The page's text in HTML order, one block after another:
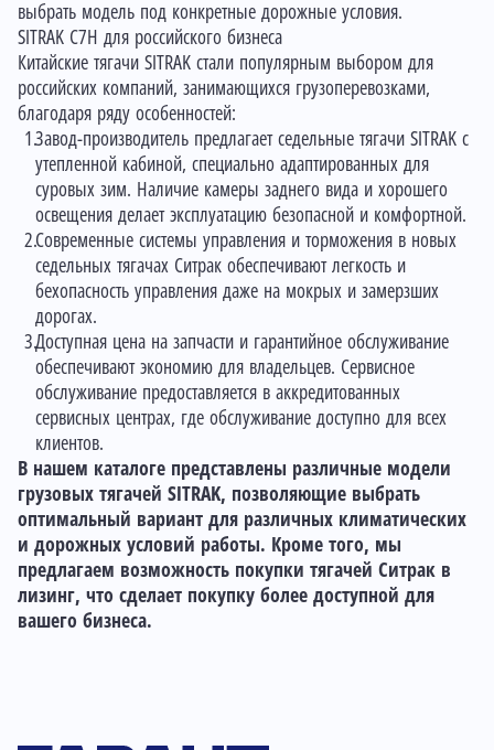
выбрать модель под конкретные дорожные условия.
SITRAK C7H для российского бизнеса
Китайские тягачи SITRAK стали популярным выбором для
российских компаний, занимающихся грузоперевозками,
благодаря ряду особенностей:
Завод-производитель предлагает седельные тягачи SITRAK с
утепленной кабиной, специально адаптированных для
суровых зим. Наличие камеры заднего вида и хорошего
освещения делает эксплуатацию безопасной и комфортной.
Современные системы управления и торможения в новых
седельных тягачах Ситрак обеспечивают легкость и
бехопасность управления даже на мокрых и замерзших
дорогах.
Доступная цена на запчасти и гарантийное обслуживание
обеспечивают экономию для владельцев. Сервисное
обслуживание предоставляется в аккредитованных
сервисных центрах, где обслуживание доступно для всех
клиентов.
В нашем каталоге представлены различные модели
грузовых тягачей SITRAK, позволяющие выбрать
оптимальный вариант для различных климатических
и дорожных условий работы. Кроме того, мы
предлагаем возможность покупки тягачей Ситрак в
лизинг, что сделает покупку более доступной для
вашего бизнеса.